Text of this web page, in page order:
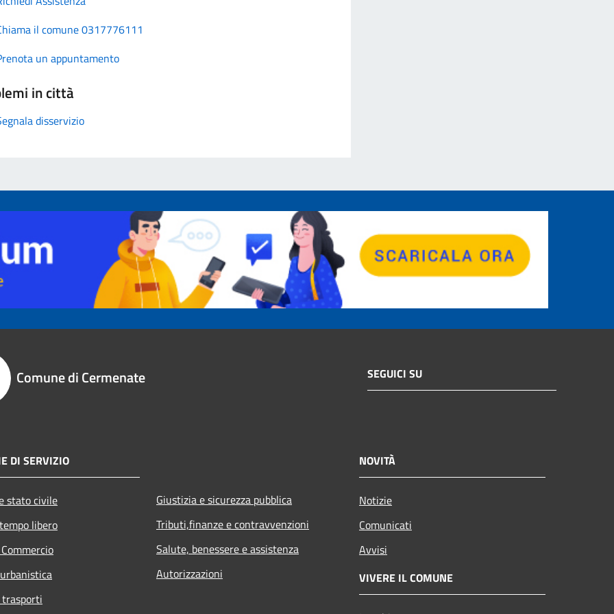
il comune 0317776111
un appuntamento
in città
disservizio
Comune di Cermenate SEGUICI SU
DI SERVIZIO
stato civile
libero
Giustizia e sicurezza pubblica
Tributi,finanze e contravvenzioni
Salute, benessere e assistenza
Autorizzazioni
NOVITÀ
Notizie
Comunicati
Avvisi
VIVERE IL COMUNE